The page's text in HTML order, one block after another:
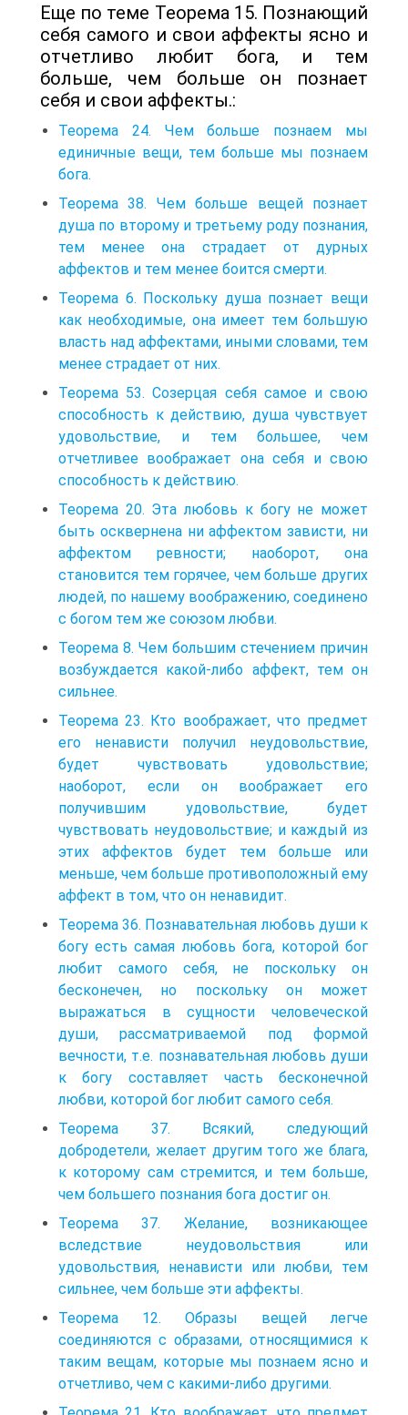
Еще по теме Теорема 15. Познающий
себя самого и свои аффекты ясно и
отчетливо любит бога, и тем
больше, чем больше он познает
себя и свои аффекты.:
Теорема 24. Чем больше познаем мы
единичные вещи, тем больше мы познаем
бога.
Теорема 38. Чем больше вещей познает
душа по второму и третьему роду познания,
тем менее она страдает от дурных
аффектов и тем менее боится смерти.
Теорема 6. Поскольку душа познает вещи
как необходимые, она имеет тем большую
власть над аффектами, иными словами, тем
менее страдает от них.
Теорема 53. Созерцая себя самое и свою
способность к действию, душа чувствует
удовольствие, и тем большее, чем
отчетливее воображает она себя и свою
способность к действию.
Теорема 20. Эта любовь к богу не может
быть осквернена ни аффектом зависти, ни
аффектом ревности; наоборот, она
становится тем горячее, чем больше других
людей, по нашему воображению, соединено
с богом тем же союзом любви.
Теорема 8. Чем большим стечением причин
возбуждается какой-либо аффект, тем он
сильнее.
Теорема 23. Кто воображает, что предмет
его ненависти получил неудовольствие,
будет чувствовать удовольствие;
наоборот, если он воображает его
получившим удовольствие, будет
чувствовать неудовольствие; и каждый из
этих аффектов будет тем больше или
меньше, чем больше противоположный ему
аффект в том, что он ненавидит.
Теорема 36. Познавательная любовь души к
богу есть самая любовь бога, которой бог
любит самого себя, не поскольку он
бесконечен, но поскольку он может
выражаться в сущности человеческой
души, рассматриваемой под формой
вечности, т.е. познавательная любовь души
к богу составляет часть бесконечной
любви, которой бог любит самого себя.
Теорема 37. Всякий, следующий
добродетели, желает другим того же блага,
к которому сам стремится, и тем больше,
чем большего познания бога достиг он.
Теорема 37. Желание, возникающее
вследствие неудовольствия или
удовольствия, ненависти или любви, тем
сильнее, чем больше эти аффекты.
Теорема 12. Образы вещей легче
соединяются с образами, относящимися к
таким вещам, которые мы познаем ясно и
отчетливо, чем с какими-либо другими.